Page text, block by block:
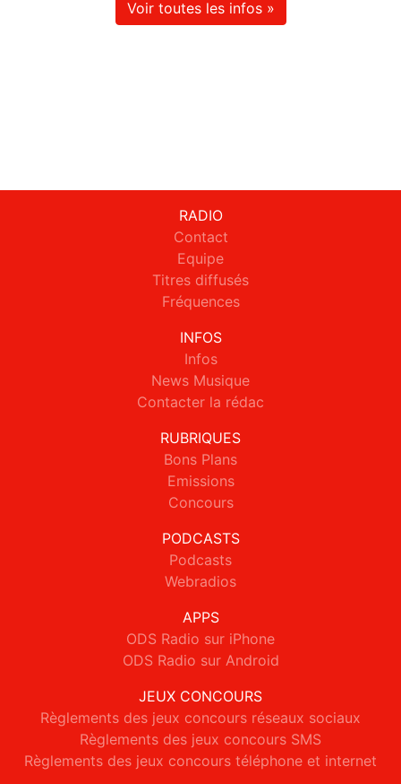
Voir toutes les infos »
RADIO
Contact
Equipe
Titres diffusés
Fréquences
INFOS
Infos
News Musique
Contacter la rédac
RUBRIQUES
Bons Plans
Emissions
Concours
PODCASTS
Podcasts
Webradios
APPS
ODS Radio sur iPhone
ODS Radio sur Android
JEUX CONCOURS
Règlements des jeux concours réseaux sociaux
Règlements des jeux concours SMS
Règlements des jeux concours téléphone et internet